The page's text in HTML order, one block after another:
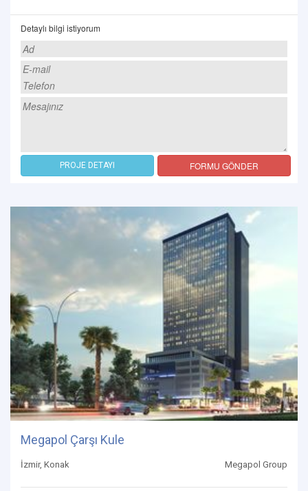
Detaylı bilgi istiyorum
PROJE DETAYI FORMU GÖNDER
Megapol Çarşı Kule
İzmir, Konak Megapol Group